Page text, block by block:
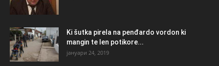
Ki šutka pirela na penđardo vordon ki
mangin te len potikore...
јануари 24, 2019